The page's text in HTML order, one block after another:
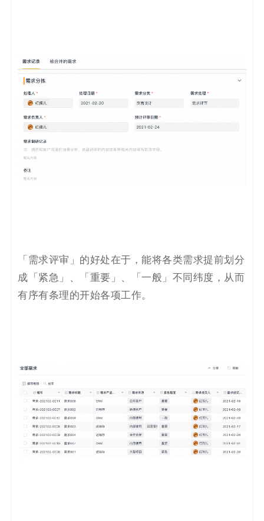
「需求评审」的好处在于，能将各类需求提前划分
成「紧急」、「重要」、「一般」不同纬度，从而
有序有条理的开始各项工作。